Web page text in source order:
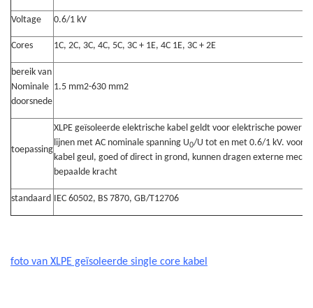
Voltage 0.6/1 kV
Cores 1C, 2C, 3C, 4C, 5C, 3C + 1E, 4C 1E, 3C + 2E
bereik van
Nominale
doorsnede
1.5 mm2-630 mm2
toepassing
XLPE geïsoleerde elektrische kabel geldt voor elektrische power
lijnen met AC nominale spanning U0/U tot en met 0.6/1 kV. voor
kabel geul, goed of direct in grond, kunnen dragen externe
bepaalde kracht
standaard IEC 60502, BS 7870, GB/T12706
foto van XLPE geïsoleerde single core kabel